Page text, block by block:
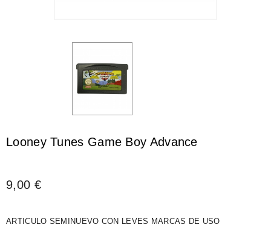
Looney Tunes Game Boy Advance
9,00 €
ARTICULO SEMINUEVO CON LEVES MARCAS DE USO